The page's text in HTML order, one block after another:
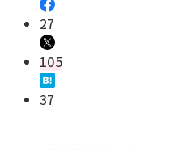
27
105
37